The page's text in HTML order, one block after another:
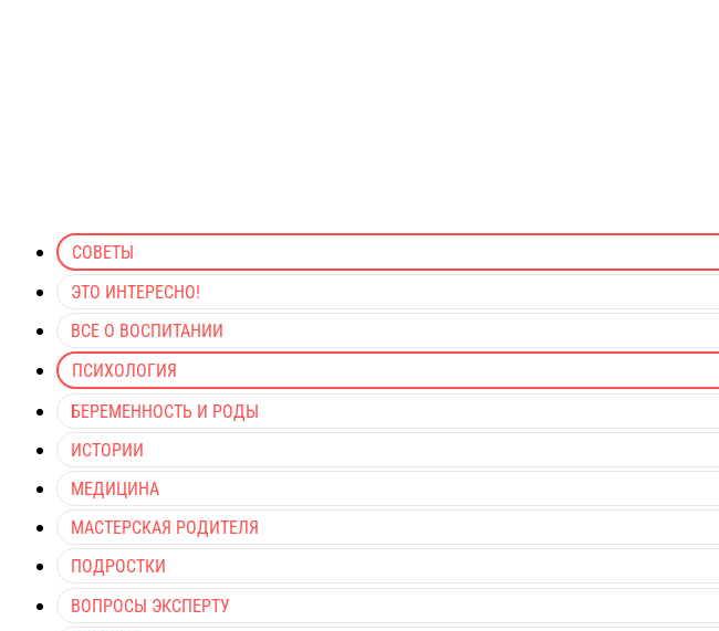
СОВЕТЫ
ЭТО ИНТЕРЕСНО!
ВСЕ О ВОСПИТАНИИ
ПСИХОЛОГИЯ
БЕРЕМЕННОСТЬ И РОДЫ
ИСТОРИИ
МЕДИЦИНА
МАСТЕРСКАЯ РОДИТЕЛЯ
ПОДРОСТКИ
ВОПРОСЫ ЭКСПЕРТУ